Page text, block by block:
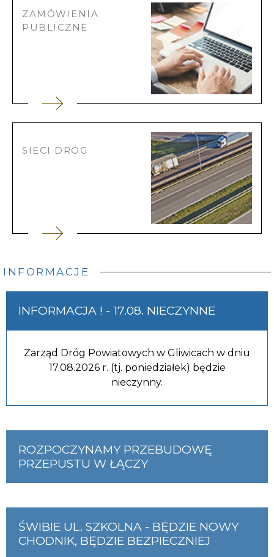
ZAMÓWIENIA
PUBLICZNE
SIECI DRÓG
INFORMACJE
INFORMACJA ! - 17.08. NIECZYNNE
Zarząd Dróg Powiatowych w Gliwicach w dniu
17.08.2026 r. (tj. poniedziałek) będzie
nieczynny.
ROZPOCZYNAMY PRZEBUDOWĘ
PRZEPUSTU W ŁĄCZY
ŚWIBIE UL. SZKOLNA - BĘDZIE NOWY
CHODNIK, BĘDZIE BEZPIECZNIEJ